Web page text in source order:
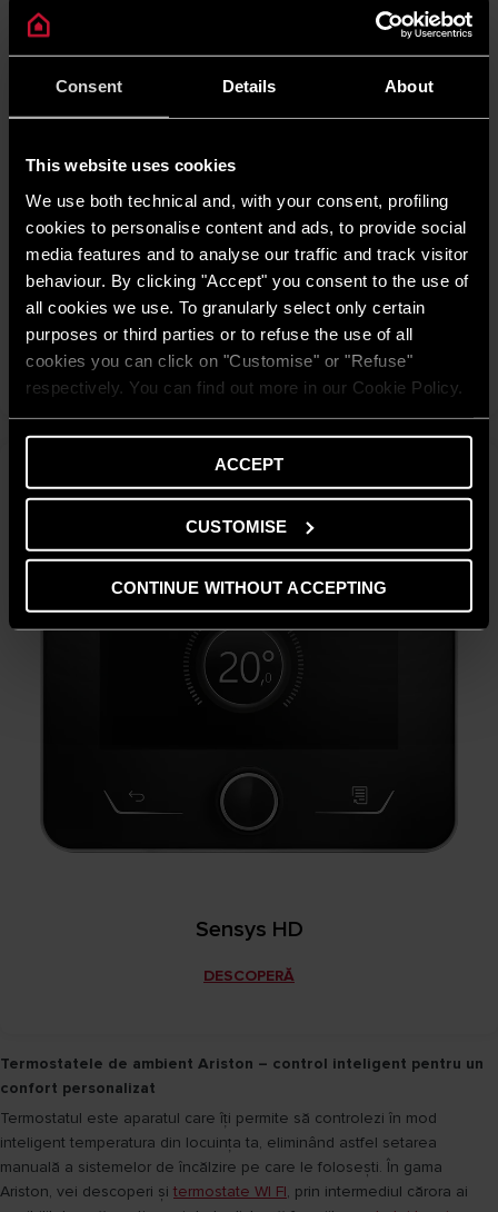
Consent Details About
This website uses cookies
We use both technical and, with your consent, profiling
cookies to personalise content and ads, to provide social
media features and to analyse our traffic and track visitor
behaviour. By clicking "Accept" you consent to the use of
all cookies we use. To granularly select only certain
purposes or third parties or to refuse the use of all
cookies you can click on "Customise" or "Refuse"
respectively. You can find out more in our Cookie Policy.
ACCEPT
CUSTOMISE
CONTINUE WITHOUT ACCEPTING
Cube RF
DESCOPERĂ
Sensys HD
DESCOPERĂ
Termostatele de ambient Ariston – control inteligent pentru un
confort personalizat
Termostatul este aparatul care îți permite să controlezi în mod
inteligent temperatura din locuința ta, eliminând astfel setarea
manuală a sistemelor de încălzire pe care le folosești. În gama
Ariston, vei descoperi și termostate WI FI, prin intermediul cărora ai